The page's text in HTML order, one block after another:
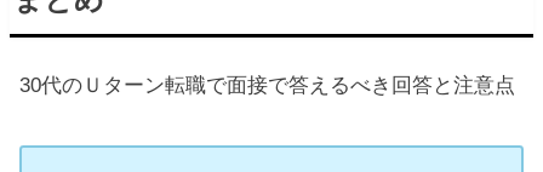
30代のＵターン転職で面接で答えるべき回答と注意点